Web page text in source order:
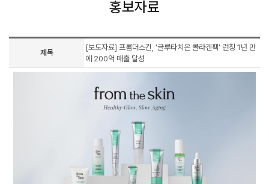
홍보자료
제목
[보도자료] 프롬더스킨, '글루타치온 콜라겐팩' 런칭 1년 만
에 200억 매출 달성